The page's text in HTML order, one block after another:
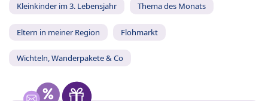
Kleinkinder im 3. Lebensjahr Thema des Monats
Eltern in meiner Region Flohmarkt
Wichteln, Wanderpakete & Co